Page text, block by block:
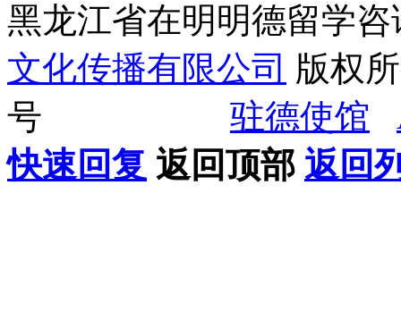
黑龙江省在明明德留学
文化传播有限公司 版权
号
驻德使馆
快速回复 返回顶部 返回